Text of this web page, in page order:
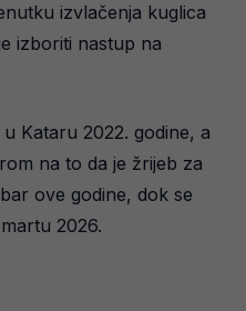
izvlačenja kuglica
izboriti nastup na
Kataru 2022. godine, a
na to da je žrijeb za
ove godine, dok se
2026.